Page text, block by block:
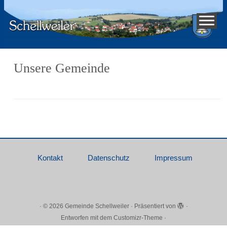
Unsere Gemeinde
Kontakt Datenschutz Impressum
· © 2026 Gemeinde Schellweiler· Präsentiert von
·
Entworfen mit dem Customizr-Theme ·